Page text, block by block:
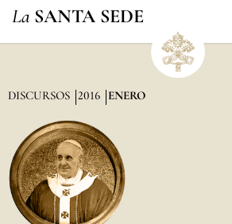
La SANTA SEDE
DISCURSOS 2016 ENERO